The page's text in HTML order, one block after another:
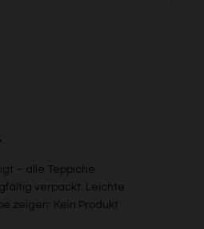
– alle Teppiche
verpackt. Leichte
zeigen: Kein Produkt